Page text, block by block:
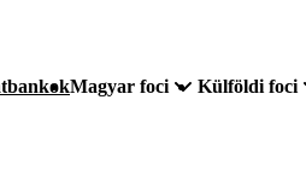
Magyar foci Külföldi foci